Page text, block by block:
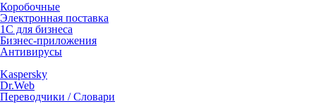
Коробочные
Электронная поставка
1С для бизнеса
Бизнес-приложения
Антивирусы
Kaspersky
Dr.Web
Переводчики / Словари